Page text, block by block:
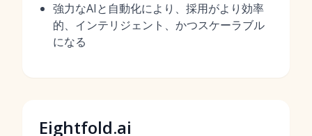
強力なAIと自動化により、採用がより効率
的、インテリジェント、かつスケーラブル
になる
Eightfold.ai